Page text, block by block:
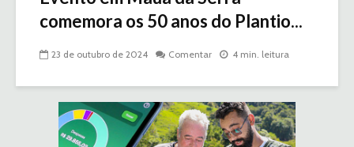
comemora os 50 anos do Plantio...
23 de outubro de 2024 Comentar 4 min. leitura